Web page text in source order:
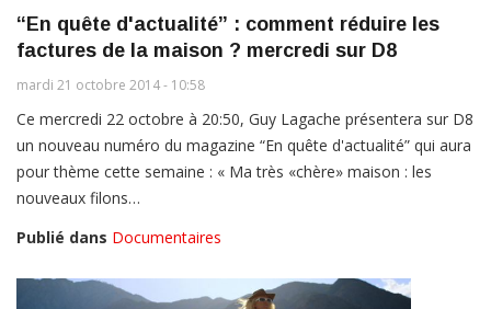
“En quête d'actualité” : comment réduire les
factures de la maison ? mercredi sur D8
mardi 21 octobre 2014 - 10:58
Ce mercredi 22 octobre à 20:50, Guy Lagache présentera sur D8
un nouveau numéro du magazine “En quête d'actualité” qui aura
pour thème cette semaine : « Ma très «chère» maison : les
nouveaux filons…
Publié dans Documentaires